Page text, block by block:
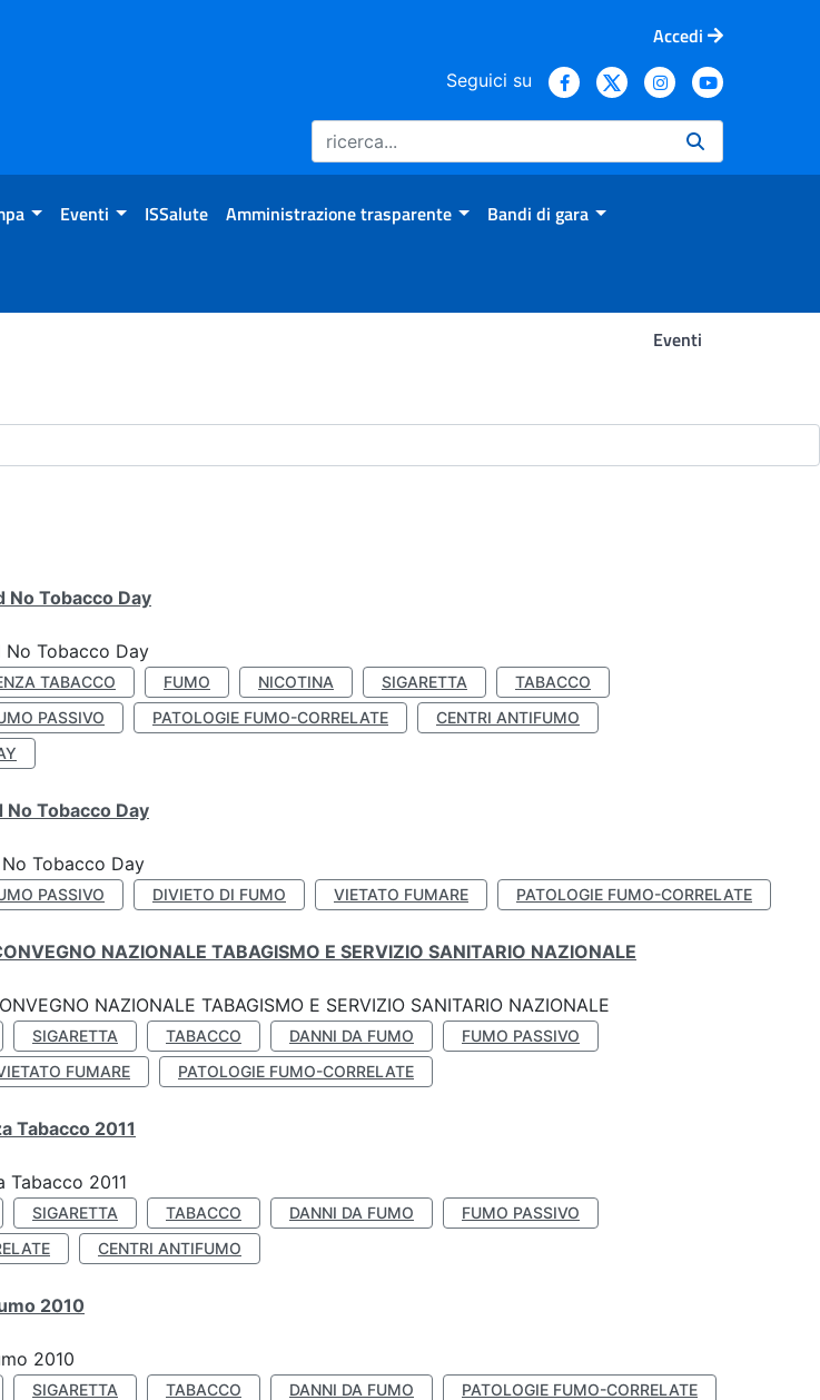
Accedi
Seguici su
Eventi ISSalute Amministrazione trasparente Bandi di gara
Eventi
No Tobacco Day
No Tobacco Day
TABACCO FUMO NICOTINA SIGARETTA
TABACCO
PASSIVO PATOLOGIE FUMO-CORRELATE
CENTRI ANTIFUMO
Tobacco Day
Tobacco Day
PASSIVO DIVIETO DI FUMO VIETATO FUMARE PATOLOGIE FUMO-CORRELATE
NAZIONALE TABAGISMO E SERVIZIO SANITARIO NAZIONALE
NAZIONALE TABAGISMO E SERVIZIO SANITARIO NAZIONALE
SIGARETTA TABACCO DANNI DA FUMO
FUMO PASSIVO
FUMARE PATOLOGIE FUMO-CORRELATE
Tabacco 2011
Tabacco 2011
SIGARETTA TABACCO DANNI DA FUMO
FUMO PASSIVO
CENTRI ANTIFUMO
2010
2010
SIGARETTA TABACCO DANNI DA FUMO PATOLOGIE FUMO-CORRELATE